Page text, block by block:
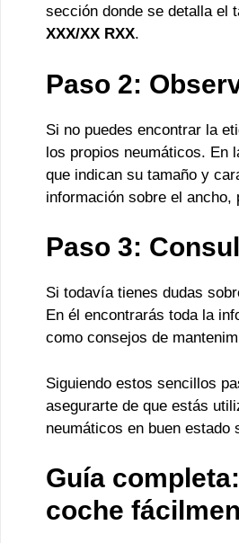
sección donde se detalla el
XXX/XX RXX.
Paso 2:
Si no puedes encontrar la
los propios neumáticos. En
que indican su tamaño y
información sobre el
Paso 3:
Si todavía tienes dudas
En él encontrarás toda la
como consejos de
Siguiendo estos sencillos
asegurarte de que estás
neumáticos en buen
Guía
coche